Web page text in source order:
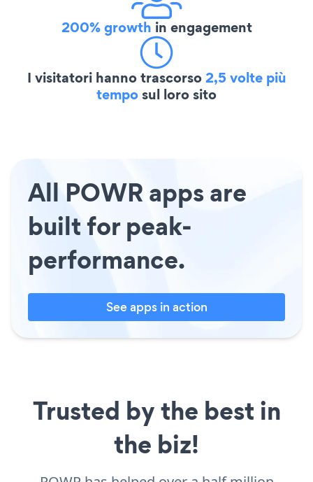
200% growth in engagement
I visitatori hanno trascorso2,5 volte più
temposul loro sito
All POWR apps are
built for peak-
performance.
See apps in action
Trusted by the best in
the biz!